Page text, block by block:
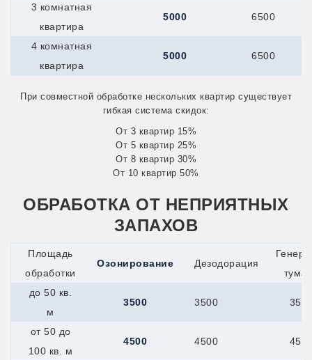
Мегион
Нефтеюганск
Верхний-Уфалей
Озёрск
Усть-Катав
Куйбышев
Кумертау
Курлово
Курчатов
Куса
Ленинск-Кузнецкий
Междуреченск
Прокопьевск
Юрга
Узловая
Лабинск
Ломоносов
Лыткарино
3 комнатная
квартира
5000 6500
4 комнатная
квартира
5000 6500
При совместной обработке нескольких квартир существует
гибкая система скидок:
От 3 квартир 15%
От 5 квартир 25%
От 8 квартир 30%
От 10 квартир 50%
ОБРАБОТКА ОТ НЕПРИЯТНЫХ
ЗАПАХОВ
Площадь
обработки
Озонирование Дезодорация
до 50 кв.
м
3500 3500
от 50 до
100 кв. м
4500 4500